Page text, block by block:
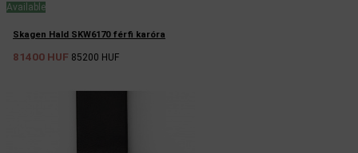
Available
Skagen Hald SKW6170 férfi karóra
81400 HUF 85200 HUF